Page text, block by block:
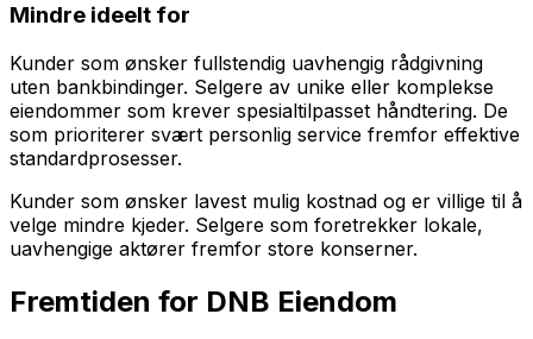
Mindre ideelt for
Kunder som ønsker fullstendig uavhengig rådgivning
uten bankbindinger. Selgere av unike eller komplekse
eiendommer som krever spesialtilpasset håndtering. De
som prioriterer svært personlig service fremfor effektive
standardprosesser.
Kunder som ønsker lavest mulig kostnad og er villige til å
velge mindre kjeder. Selgere som foretrekker lokale,
uavhengige aktører fremfor store konserner.
Fremtiden for DNB Eiendom